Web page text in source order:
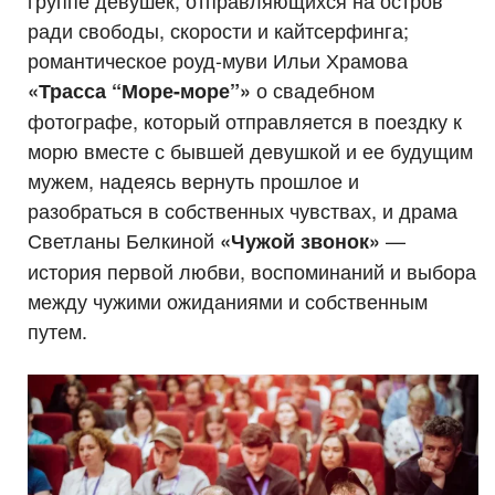
ради свободы, скорости и кайтсерфинга;
романтическое роуд-муви Ильи Храмова
«Трасса “Море-море”» о свадебном
фотографе, который отправляется в поездку к
морю вместе с бывшей девушкой и ее будущим
мужем, надеясь вернуть прошлое и
разобраться в собственных чувствах, и драма
Светланы Белкиной «Чужой звонок» —
история первой любви, воспоминаний и выбора
между чужими ожиданиями и собственным
путем.